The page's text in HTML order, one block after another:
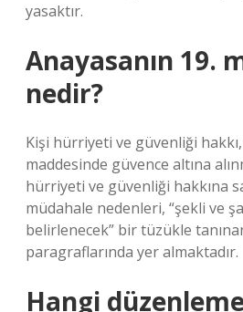
yasaktır.
Anayasanın 19.
nedir?
Kişi hürriyeti ve güvenliği hakkı,
maddesinde güvence altına
hürriyeti ve güvenliği hakkına
müdahale nedenleri, “şekli ve
belirlenecek” bir tüzükle
paragraflarında yer almaktadır.
Hangi